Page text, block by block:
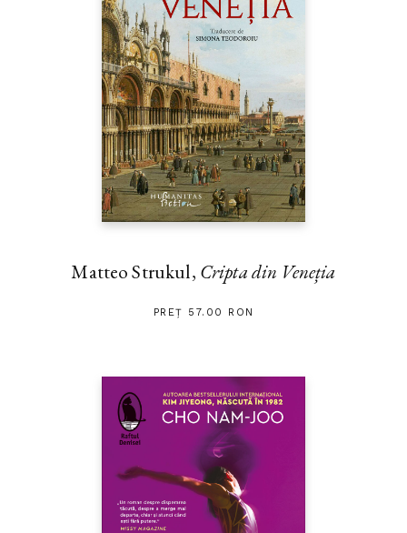
Matteo Strukul, Cripta din Veneția
PREȚ 57.00 RON